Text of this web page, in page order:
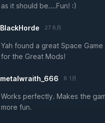
as it should be....Fun! :)
BlackHorde 27 8月
Yah found a great Space
for the Great Mods!
metalwraith_666 8 1月
Works perfectly. Makes the
more fun.